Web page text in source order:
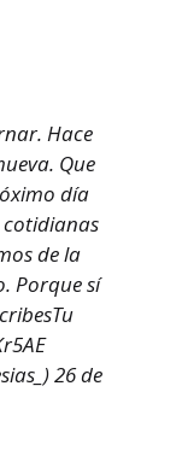
Hace
Que
día
cotidianas
de la
Porque sí
26 de